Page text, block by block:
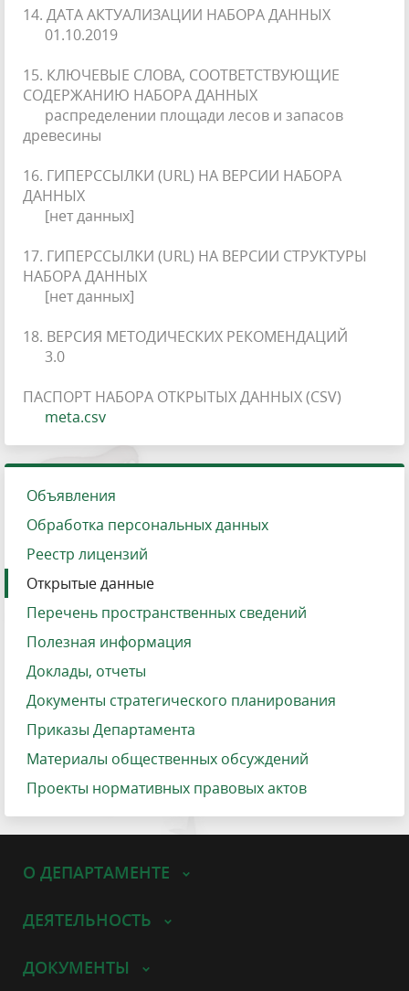
14. ДАТА АКТУАЛИЗАЦИИ НАБОРА ДАННЫХ
01.10.2019
15. КЛЮЧЕВЫЕ СЛОВА, СООТВЕТСТВУЮЩИЕ
СОДЕРЖАНИЮ НАБОРА ДАННЫХ
распределении площади лесов и запасов
древесины
16. ГИПЕРССЫЛКИ (URL) НА ВЕРСИИ НАБОРА
ДАННЫХ
[нет данных]
17. ГИПЕРССЫЛКИ (URL) НА ВЕРСИИ СТРУКТУРЫ
НАБОРА ДАННЫХ
[нет данных]
18. ВЕРСИЯ МЕТОДИЧЕСКИХ РЕКОМЕНДАЦИЙ
3.0
ПАСПОРТ НАБОРА ОТКРЫТЫХ ДАННЫХ (CSV)
meta.csv
Объявления
Обработка персональных данных
Реестр лицензий
Открытые данные
Перечень пространственных сведений
Полезная информация
Доклады, отчеты
Документы стратегического планирования
Приказы Департамента
Материалы общественных обсуждений
Проекты нормативных правовых актов
О ДЕПАРТАМЕНТЕ
ДЕЯТЕЛЬНОСТЬ
ДОКУМЕНТЫ